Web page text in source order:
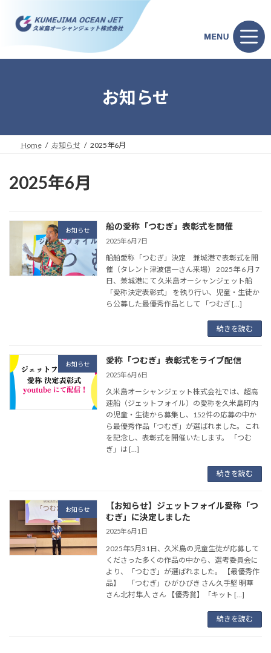
お知らせ
Home お知らせ 2025年6月
2025年6月
お知らせ 船の愛称「つむぎ」表彰式を開催
2025年6月7日
船舶愛称「つむぎ」決定 兼城港で表彰式を開
催（タレント津波信一さん来場） 2025年 6 月 7
日、兼城港にて 久米島オーシャンジェット船
「愛称決定表彰式」 を執り行い、児童・生徒か
ら公募した最優秀作品として 「つむぎ […]
続きを読む
お知らせ 愛称「つむぎ」表彰式をライブ配信
2025年6月6日
久米島オーシャンジェット株式会社では、超高
速船（ジェットフォイル）の愛称を久米島町内
の児童・生徒から募集し、152件の応募の中か
ら最優秀作品「つむぎ」が選ばれました。 これ
を記念し、表彰式を開催いたします。 「つむ
ぎ」は […]
続きを読む
お知らせ
【お知らせ】ジェットフォイル愛称「つ
むぎ」に決定しました
2025年6月1日
2025年5月31日、久米島の児童生徒が応募して
くださった多くの作品の中から、選考委員会に
より、「つむぎ」が選ばれました。 【最優秀作
品】 「つむぎ」ひがひびき さん久手堅 明華
さん北村 隼人 さん 【優秀賞】「キット […]
続きを読む